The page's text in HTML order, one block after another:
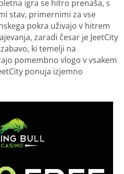
igra se hitro prenaša, s
stav, primernimi za vse
pokra uživajo v hitrem
zaradi česar je JeetCity
ki temelji na
pomembno vlogo v vsakem
ponuja izjemno